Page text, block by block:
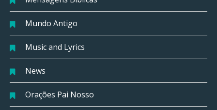
Mundo Antigo
Music and Lyrics
News
Orações Pai Nosso